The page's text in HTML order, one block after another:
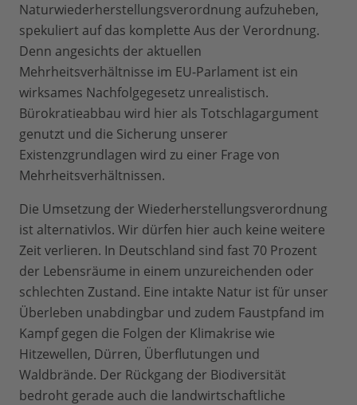
Naturwiederherstellungsverordnung aufzuheben,
spekuliert auf das komplette Aus der Verordnung.
Denn angesichts der aktuellen
Mehrheitsverhältnisse im EU-Parlament ist ein
wirksames Nachfolgegesetz unrealistisch.
Bürokratieabbau wird hier als Totschlagargument
genutzt und die Sicherung unserer
Existenzgrundlagen wird zu einer Frage von
Mehrheitsverhältnissen.
Die Umsetzung der Wiederherstellungsverordnung
ist alternativlos. Wir dürfen hier auch keine weitere
Zeit verlieren. In Deutschland sind fast 70 Prozent
der Lebensräume in einem unzureichenden oder
schlechten Zustand. Eine intakte Natur ist für unser
Überleben unabdingbar und zudem Faustpfand im
Kampf gegen die Folgen der Klimakrise wie
Hitzewellen, Dürren, Überflutungen und
Waldbrände. Der Rückgang der Biodiversität
bedroht gerade auch die landwirtschaftliche